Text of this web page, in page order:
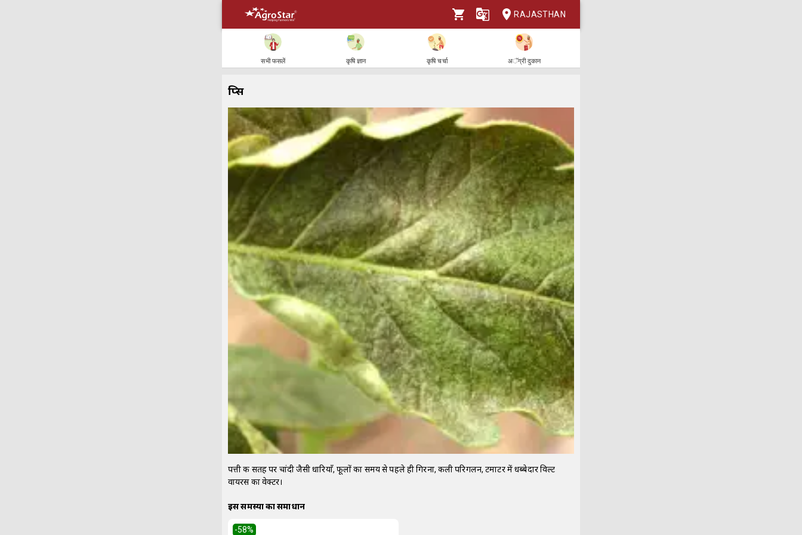
RAJASTHAN
सभी फसलें कृषि ज्ञान कृषि चर्चा अॅग्री दुकान
थ्रिप्स
पत्ती की सतह पर चांदी जैसी धारियाँ, फूलों का समय से पहले ही गिरना, कली परिगलन, टमाटर में धब्बेदार विल्ट
वायरस का वेक्टर।
इस समस्या का समाधान
-58%